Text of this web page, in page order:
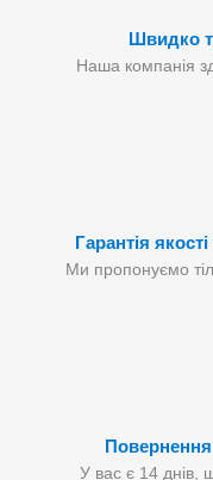
Швидко
Наша компанія
Гарантія
Ми пропонуємо
Повернення
У вас є 14 днів,